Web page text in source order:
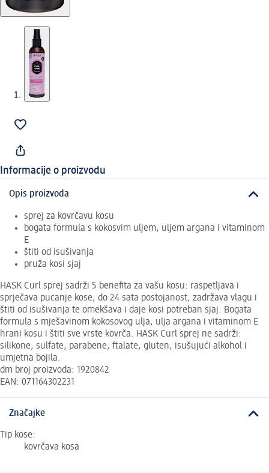
Informacije o proizvodu
Opis proizvoda
sprej za kovrčavu kosu
bogata formula s kokosvim uljem, uljem argana i vitaminom
E
štiti od isušivanja
pruža kosi sjaj
HASK Curl sprej sadrži 5 benefita za vašu kosu: raspetljava i
sprječava pucanje kose, do 24 sata postojanost, zadržava vlagu i
štiti od isušivanja te omekšava i daje kosi potreban sjaj. Bogata
formula s mješavinom kokosovog ulja, ulja argana i vitaminom E
hrani kosu i štiti sve vrste kovrča. HASK Curl sprej ne sadrži:
silikone, sulfate, parabene, ftalate, gluten, isušujući alkohol i
umjetna bojila.
dm broj proizvoda: 1920842
EAN: 071164302231
Značajke
Tip kose:
kovrčava kosa